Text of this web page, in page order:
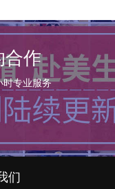
合作
时专业服务
们